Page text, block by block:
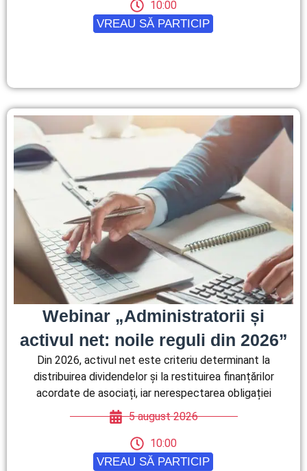
10:00
VREAU SĂ PARTICIP
Webinar „Administratorii și
activul net: noile reguli din 2026”
Din 2026, activul net este criteriu determinant la
distribuirea dividendelor și la restituirea finanțărilor
acordate de asociați, iar nerespectarea obligației
5 august 2026
10:00
VREAU SĂ PARTICIP